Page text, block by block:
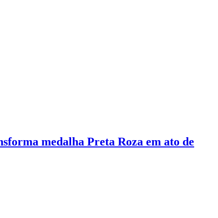
medalha Preta Roza em ato de